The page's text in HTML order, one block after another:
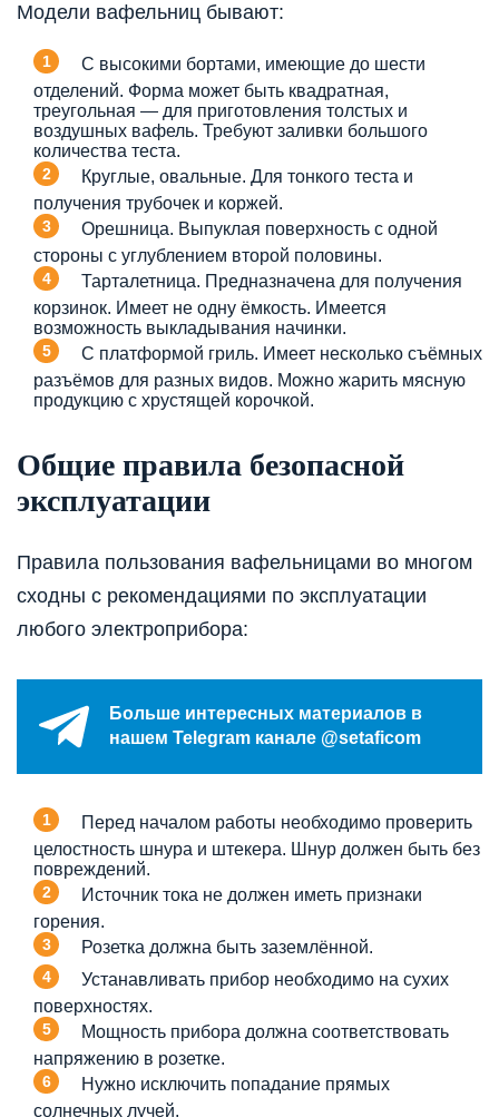
Модели вафельниц бывают:
С высокими бортами, имеющие до шести
отделений. Форма может быть квадратная,
треугольная — для приготовления толстых и
воздушных вафель. Требуют заливки большого
количества теста.
Круглые, овальные. Для тонкого теста и
получения трубочек и коржей.
Орешница. Выпуклая поверхность с одной
стороны с углублением второй половины.
Тарталетница. Предназначена для получения
корзинок. Имеет не одну ёмкость. Имеется
возможность выкладывания начинки.
С платформой гриль. Имеет несколько съёмных
разъёмов для разных видов. Можно жарить мясную
продукцию с хрустящей корочкой.
Общие правила безопасной
эксплуатации
Правила пользования вафельницами во многом
сходны с рекомендациями по эксплуатации
любого электроприбора:
Больше интересных материалов в
нашем Telegram канале @setaficom
Перед началом работы необходимо проверить
целостность шнура и штекера. Шнур должен быть без
повреждений.
Источник тока не должен иметь признаки
горения.
Розетка должна быть заземлённой.
Устанавливать прибор необходимо на сухих
поверхностях.
Мощность прибора должна соответствовать
напряжению в розетке.
Нужно исключить попадание прямых
солнечных лучей.